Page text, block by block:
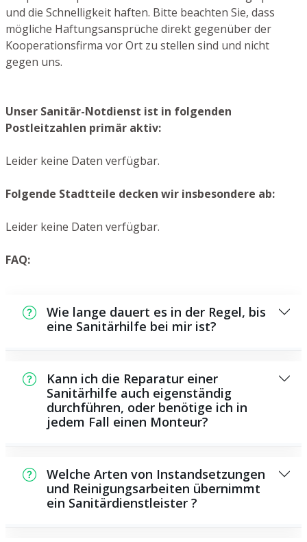
und die Schnelligkeit haften. Bitte beachten Sie, dass
mögliche Haftungsansprüche direkt gegenüber der
Kooperationsfirma vor Ort zu stellen sind und nicht
gegen uns.
Unser Sanitär-Notdienst ist in folgenden
Postleitzahlen primär aktiv:
Leider keine Daten verfügbar.
Folgende Stadtteile decken wir insbesondere ab:
Leider keine Daten verfügbar.
FAQ:
Wie lange dauert es in der Regel, bis
eine Sanitärhilfe bei mir ist?
der Schadensstelle sein. Dies hängt aber
auch von der Auftragslage zu diesem
Zeitraum ab und von der Verkehrssituation
und der örtlichen Gegebenheit.
Kann ich die Reparatur einer
Sanitärhilfe auch eigenständig
durchführen, oder benötige ich in
jedem Fall einen Monteur?
Wartungsarbeiten, die Sie eigenständig
ausführen können, beispielsweise das
Verwenden von Rohrreinigungsmitteln aus
Welche Arten von Instandsetzungen
und Reinigungsarbeiten übernimmt
ein Sanitärdienstleister ?